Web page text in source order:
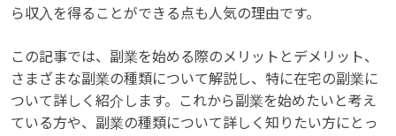
ら収入を得ることができる点も人気の理由です。
この記事では、副業を始める際のメリットとデメリット、
さまざまな副業の種類について解説し、特に在宅の副業に
ついて詳しく紹介します。これから副業を始めたいと考え
ている方や、副業の種類について詳しく知りたい方にとっ